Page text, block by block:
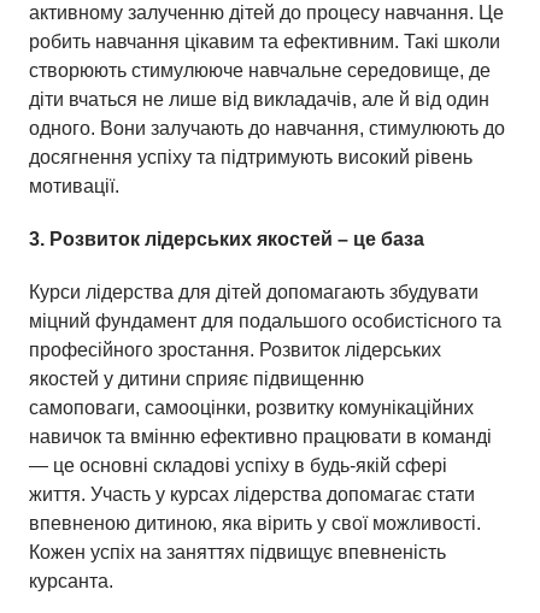
активному залученню дітей до процесу навчання. Це
робить навчання цікавим та ефективним. Такі школи
створюють стимулююче навчальне середовище, де
діти вчаться не лише від викладачів, але й від один
одного. Вони залучають до навчання, стимулюють до
досягнення успіху та підтримують високий рівень
мотивації.
3. Розвиток лідерських якостей – це база
Курси лідерства для дітей допомагають збудувати
міцний фундамент для подальшого особистісного та
професійного зростання. Розвиток лідерських
якостей у дитини сприяє підвищенню
самоповаги, самооцінки, розвитку комунікаційних
навичок та вмінню ефективно працювати в команді
— це основні складові успіху в будь-якій сфері
життя. Участь у курсах лідерства допомагає стати
впевненою дитиною, яка вірить у свої можливості.
Кожен успіх на заняттях підвищує впевненість
курсанта.